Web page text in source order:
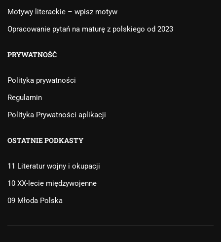
Motywy literackie – wpisz motyw
Opracowanie pytań na maturę z polskiego od 2023
PRYWATNOŚĆ
Polityka prywatności
Regulamin
Polityka Prywatności aplikacji
OSTATNIE PODKASTY
11 Literatur wojny i okupacji
10 XX-lecie międzywojenne
09 Młoda Polska